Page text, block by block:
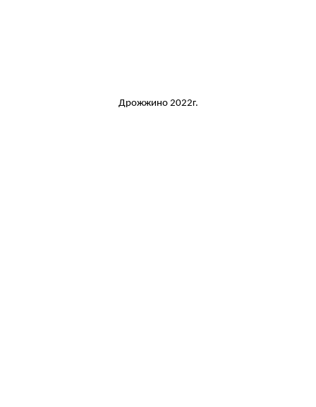
Дрожжино 2022г.